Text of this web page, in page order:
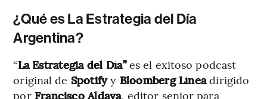
¿Qué es La Estrategia del Día
Argentina?
“La Estrategia del Día”es el exitoso podcast
original de Spotifyy Bloomberg Líneadirigido
por Francisco Aldaya, editor senior para